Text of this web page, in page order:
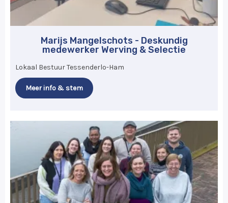
Marijs Mangelschots - Deskundig
medewerker Werving & Selectie
Lokaal Bestuur Tessenderlo-Ham
Meer info & stem